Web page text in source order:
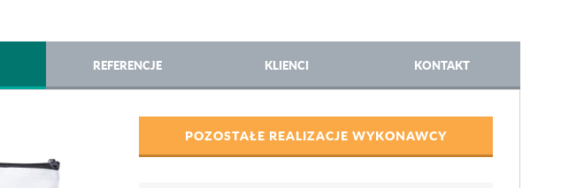
REFERENCJE KLIENCI KONTAKT
POZOSTAŁE REALIZACJE WYKONAWCY